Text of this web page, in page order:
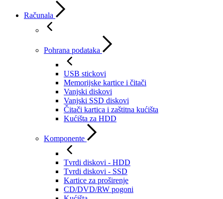
Računala
Pohrana podataka
USB stickovi
Memorijske kartice i čitači
Vanjski diskovi
Vanjski SSD diskovi
Čitači kartica i zaštitna kućišta
Kućišta za HDD
Komponente
Tvrdi diskovi - HDD
Tvrdi diskovi - SSD
Kartice za proširenje
CD/DVD/RW pogoni